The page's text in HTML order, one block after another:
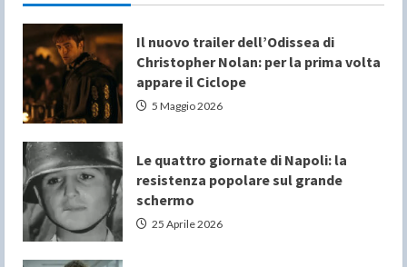
Il nuovo trailer dell’Odissea di
Christopher Nolan: per la prima volta
appare il Ciclope
5 Maggio 2026
Le quattro giornate di Napoli: la
resistenza popolare sul grande
schermo
25 Aprile 2026